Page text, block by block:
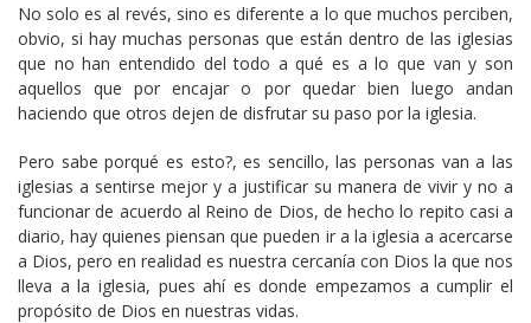
No solo es al revés, sino es diferente a lo que muchos perciben,
obvio, si hay muchas personas que están dentro de las iglesias
que no han entendido del todo a qué es a lo que van y son
aquellos que por encajar o por quedar bien luego andan
haciendo que otros dejen de disfrutar su paso por la iglesia.
Pero sabe porqué es esto?, es sencillo, las personas van a las
iglesias a sentirse mejor y a justificar su manera de vivir y no a
funcionar de acuerdo al Reino de Dios, de hecho lo repito casi a
diario, hay quienes piensan que pueden ir a la iglesia a acercarse
a Dios, pero en realidad es nuestra cercanía con Dios la que nos
lleva a la iglesia, pues ahí es donde empezamos a cumplir el
propósito de Dios en nuestras vidas.